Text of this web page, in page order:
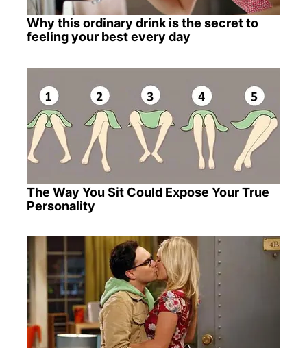
Why this ordinary drink is the secret to
feeling your best every day
The Way You Sit Could Expose Your True
Personality